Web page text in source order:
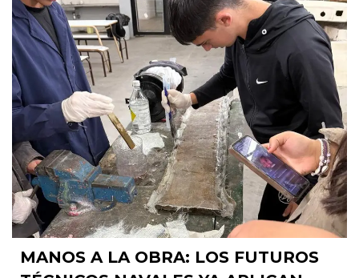
MANOS A LA OBRA: LOS FUTUROS